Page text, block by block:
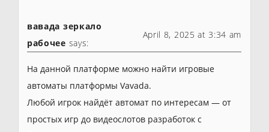
вавада зеркало
рабочее says:
April 8, 2025 at 3:34 am
На данной платформе можно найти игровые
автоматы платформы Vavada.
Любой игрок найдёт автомат по интересам — от
простых игр до видеослотов разработок с